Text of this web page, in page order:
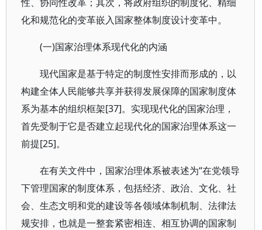
化和规范化的变革嵌入国家整体制度设计变革中。
(一)国家治理体系现代化的内涵
现代国家是基于特定的制度性安排而形成的，以
构建全体人民能够共享并获得发展保障的国家制度体
系为基本的组织框架[37]。实现现代化的国家治理，
首先受制于它是否建立起现代化的国家治理体系这一
前提[25]。
在有关文件中，国家治理体系被表述为“在党领导
下管理国家的制度体系，包括经济、政治、文化、社
会、生态文明和党的建设等各领域体制机制、法律法
规安排，也就是一整套紧密相连、相互协调的国家制